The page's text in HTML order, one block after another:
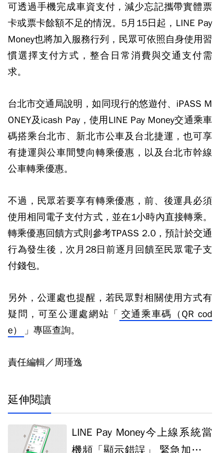
可透過手機完成車資支付，減少忘記攜帶實體票
卡或票卡餘額不足的情況。5月15日起，LINE Pay
Money也將加入服務行列，民眾可依照自身使用習
慣選擇支付方式，整合日常消費與交通支付需
求。
台北市交通局說明，如同現行的悠遊付、iPASS M
ONEY及icash Pay，使用LINE Pay Money交通乘車
碼搭乘台北市、新北市公車及台北捷運，也可享
有捷運與公車間雙向轉乘優惠，以及台北市幹線
公車轉乘優惠。
不過，民眾若要享有轉乘優惠，前、後運具必須
使用相同電子支付方式，並在1小時內直接轉乘。
轉乘優惠回饋方式則參考TPASS 2.0，預計於交通
行為發生後，次月28日前逐月回饋至民眾電子支
付錢包。
另外，公運處也提醒，若民眾對相關使用方式有
疑問，可至公運處網站「 交通乘車碼（QR cod
e）
」專區查詢。
責任編輯／周瑾逸
延伸閱讀
LINE Pay Money今上線系統當
機頻「顯示錯誤」 緊急加開伺